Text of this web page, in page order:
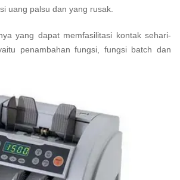
uang palsu dan yang rusak.
yang dapat memfasilitasi kontak sehari-
penambahan fungsi, fungsi batch dan